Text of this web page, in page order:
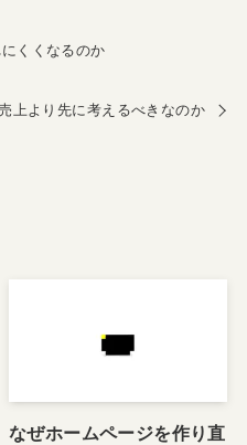
くくなるのか
上より先に考えるべきなのか
なぜホームページを作り直